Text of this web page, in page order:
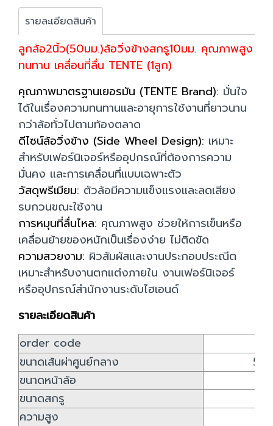
รายละเอียดสินค้า
ลูกล้อ2นิ้ว(50มม.)ล้อวิ่งข้างสกรู10มม. คุณภาพสูง
ทนทาน เคลื่อนที่ลื่น TENTE (1ลูก)
คุณภาพมาตรฐานเยอรมัน (TENTE Brand): มั่นใจ
ได้ในเรื่องความทนทานและอายุการใช้งานที่ยาวนาน
กว่าล้อทั่วไปตามท้องตลาด
ดีไซน์ล้อวิ่งข้าง (Side Wheel Design): เหมาะ
สำหรับเฟอร์นิเจอร์หรืออุปกรณ์ที่ต้องการความ
มั่นคง และการเคลื่อนที่แบบเฉพาะตัว
วัสดุพรีเมียม: ตัวล้อมีความแข็งแรงและลดเสียง
รบกวนขณะใช้งาน
การหมุนที่ลื่นไหล: คุณภาพสูง ช่วยให้การเข็นหรือ
เคลื่อนย้ายของหนักเป็นเรื่องง่าย ไม่ติดขัด
ความสวยงาม: ผิวสัมผัสและงานประกอบประณีต
เหมาะสำหรับงานตกแต่งภายใน งานเฟอร์นิเจอร์
หรืออุปกรณ์สำนักงานระดับไฮเอนด์
รายละเอียดสินค้า
order code
ขนาดเส้นผ่าศูนย์กลาง
ขนาดหน้าล้อ
ขนาดสกรู
ความสูง